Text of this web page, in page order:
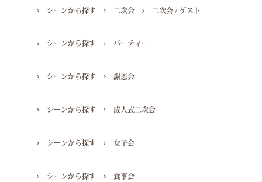
シーンから探す 二次会 二次会 / ゲスト
シーンから探す パーティー
シーンから探す 謝恩会
シーンから探す 成人式二次会
シーンから探す 女子会
シーンから探す 食事会